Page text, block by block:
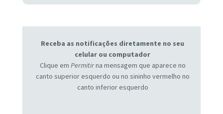
Receba as notificações diretamente no seu
celular ou computador
Clique em Permitirna mensagem que aparece no
canto superior esquerdo ou no sininho vermelho no
canto inferior esquerdo